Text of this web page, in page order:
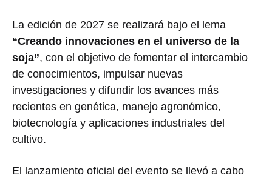
La edición de 2027 se realizará bajo el lema
“Creando innovaciones en el universo de la
soja”, con el objetivo de fomentar el intercambio
de conocimientos, impulsar nuevas
investigaciones y difundir los avances más
recientes en genética, manejo agronómico,
biotecnología y aplicaciones industriales del
cultivo.
El lanzamiento oficial del evento se llevó a cabo